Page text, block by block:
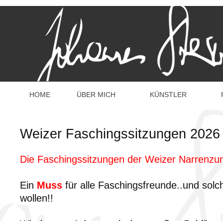
HOME ÜBER MICH KÜNSTLER
Weizer Faschingssitzungen 2026
Die Faschingssitzungen der Weizer
Ein Muss für alle Faschingsfreunde..und
wollen!!